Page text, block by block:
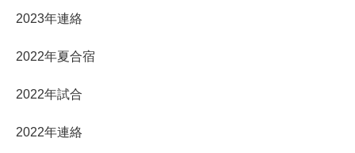
2023年連絡
2022年夏合宿
2022年試合
2022年連絡